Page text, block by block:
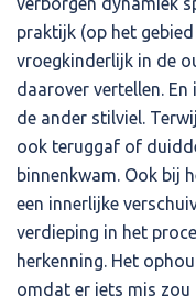
praktijk (op het
vroegkinderlijk in de
daarover vertellen. En
de ander stilviel.
ook teruggaf of
binnenkwam. Ook bij
een innerlijke
verdieping in het
herkenning. Het
omdat er iets mis zou